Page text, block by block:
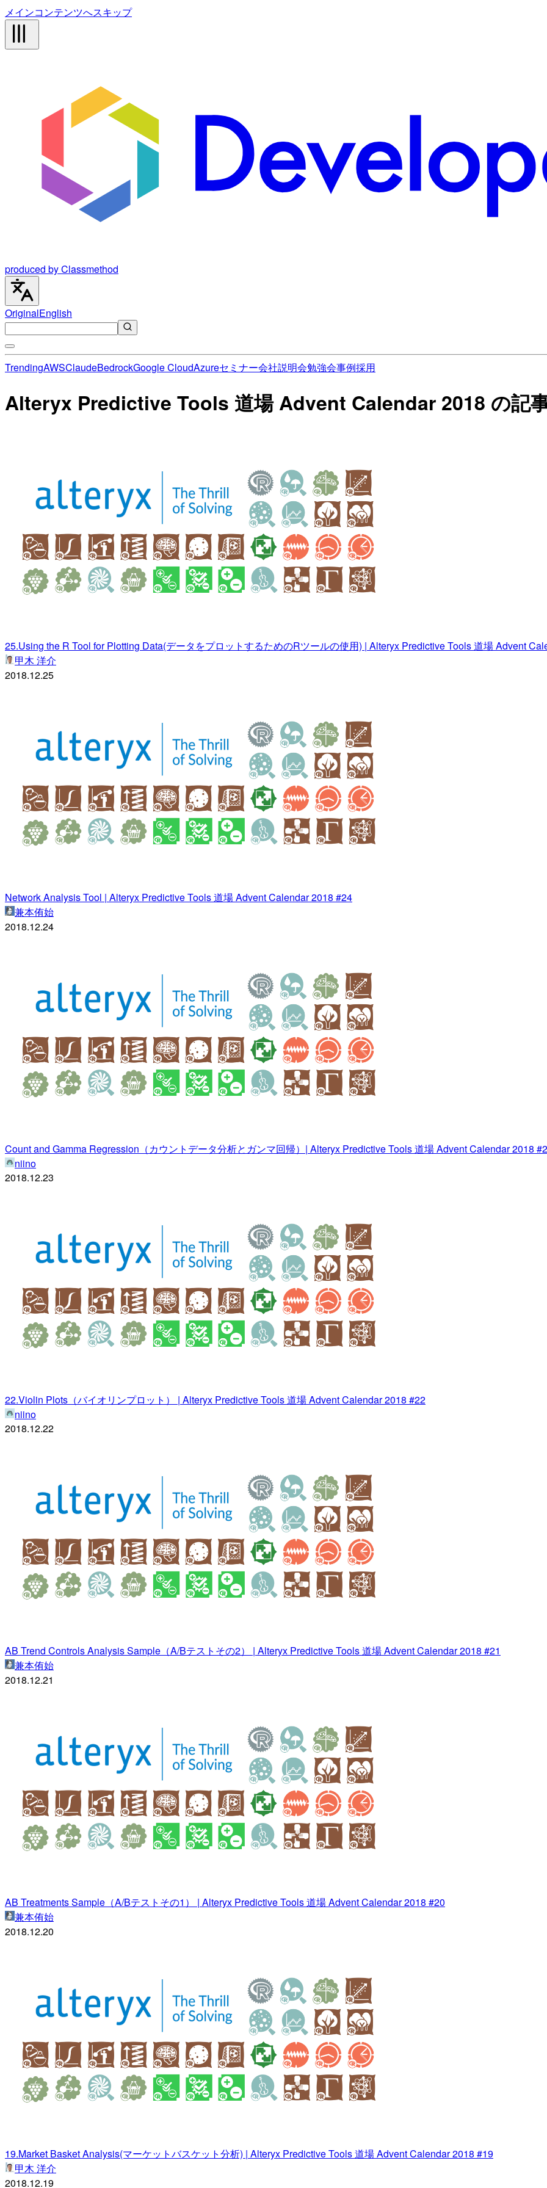
メインコンテンツへスキップ
produced by Classmethod
OriginalEnglish
TrendingAWSClaudeBedrockGoogle CloudAzureセミナー会社説明会勉強会事例採用
Alteryx Predictive Tools 道場 Advent Calendar 2018 の記
25.Using the R Tool for Plotting Data(データをプロットするためのRツールの使用) | Alteryx Predictive Tools 道場 Advent
甲木 洋介
2018.12.25
Network Analysis Tool | Alteryx Predictive Tools 道場 Advent Calendar 2018 #24
兼本侑始
2018.12.24
Count and Gamma Regression（カウントデータ分析とガンマ回帰）| Alteryx Predictive Tools 道場 Advent Calendar 2018
niino
2018.12.23
22.Violin Plots（バイオリンプロット） | Alteryx Predictive Tools 道場 Advent Calendar 2018 #22
niino
2018.12.22
AB Trend Controls Analysis Sample（A/Bテストその2） | Alteryx Predictive Tools 道場 Advent Calendar 2018 #21
兼本侑始
2018.12.21
AB Treatments Sample（A/Bテストその1） | Alteryx Predictive Tools 道場 Advent Calendar 2018 #20
兼本侑始
2018.12.20
19.Market Basket Analysis(マーケットバスケット分析) | Alteryx Predictive Tools 道場 Advent Calendar 2018 #19
甲木 洋介
2018.12.19